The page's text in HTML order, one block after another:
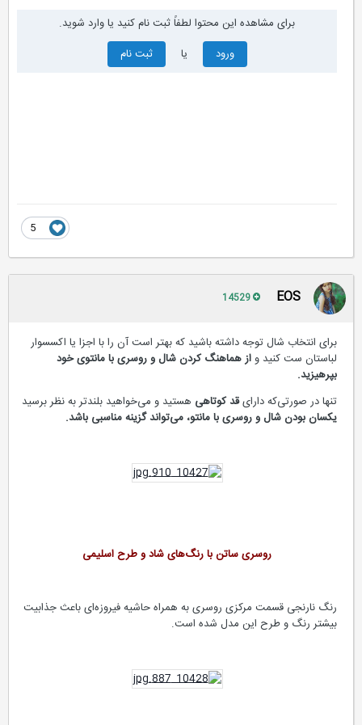
برای مشاهده این محتوا لطفاً ثبت نام کنید یا وارد شوید.
ورود
ثبت نام
EOS
برای انتخاب شال توجه داشته باشید که بهتر است آن را با اجزا یا اکسسوار
لباستان ست کنید و از هماهنگ کردن شال و روسری با مانتوی خود
بپرهیزید.
تنها در صورتی‌که دارایقد کوتاهیهستید و می‌خواهید بلندتر به نظر برسید
یکسان بودن شال و روسری با مانتو، می‌تواند گزینه مناسبی باشد.
روسری ساتن با رنگ‌های شاد و طرح اسلیمی
رنگ نارنجی قسمت مرکزی روسری به همراه حاشیه فیروزه‌ای باعث جذابیت
بیشتر رنگ و طرح این مدل شده است.